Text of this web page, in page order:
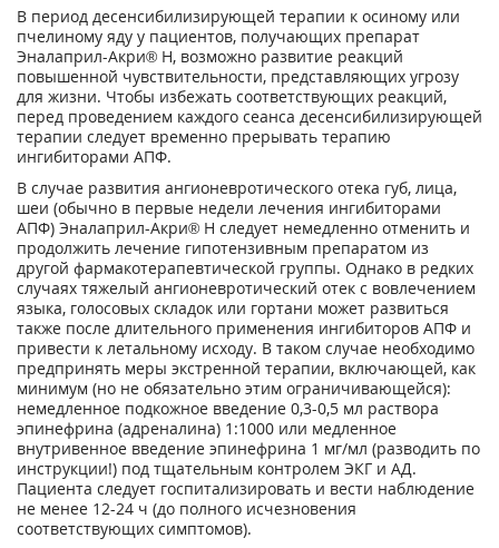
В период десенсибилизирующей терапии к осиному или
пчелиному яду у пациентов, получающих препарат
Эналаприл-Акри® Н, возможно развитие реакций
повышенной чувствительности, представляющих угрозу
для жизни. Чтобы избежать соответствующих реакций,
перед проведением каждого сеанса десенсибилизирующей
терапии следует временно прерывать терапию
ингибиторами АПФ.
В случае развития ангионевротического отека губ, лица,
шеи (обычно в первые недели лечения ингибиторами
АПФ) Эналаприл-Акри® Н следует немедленно отменить и
продолжить лечение гипотензивным препаратом из
другой фармакотерапевтической группы. Однако в редких
случаях тяжелый ангионевротический отек с вовлечением
языка, голосовых складок или гортани может развиться
также после длительного применения ингибиторов АПФ и
привести к летальному исходу. В таком случае необходимо
предпринять меры экстренной терапии, включающей, как
минимум (но не обязательно этим ограничивающейся):
немедленное подкожное введение 0,3-0,5 мл раствора
эпинефрина (адреналина) 1:1000 или медленное
внутривенное введение эпинефрина 1 мг/мл (разводить по
инструкции!) под тщательным контролем ЭКГ и АД.
Пациента следует госпитализировать и вести наблюдение
не менее 12-24 ч (до полного исчезновения
соответствующих симптомов).